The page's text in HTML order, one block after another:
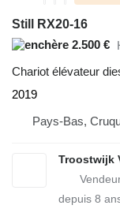
Still RX20-16
2.500 €
Chariot élévateur
2019
Pays-Bas,
Troostwijk
depuis 8